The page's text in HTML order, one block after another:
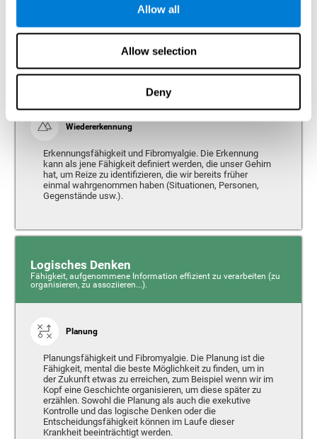
Allow all
Allow selection
Deny
Wahrnehmung
Wiedererkennung
Erkennungsfähigkeit und Fibromyalgie. Die Erkennung
kann als jene Fähigkeit definiert werden, die unser Gehirn
hat, um Reize zu identifizieren, die wir bereits früher
einmal wahrgenommen haben (Situationen, Personen,
Gegenstände usw.).
Logisches Denken
Fähigkeit, aufgenommene Information effizient zu verarbeiten (zu
organisieren, zu assoziieren...).
Planung
Planungsfähigkeit und Fibromyalgie. Die Planung ist die
Fähigkeit, mental die beste Möglichkeit zu finden, um in
der Zukunft etwas zu erreichen, zum Beispiel wenn wir im
Kopf eine Geschichte organisieren, um diese später zu
erzählen. Sowohl die Planung als auch die exekutive
Kontrolle und das logische Denken oder die
Entscheidungsfähigkeit können im Laufe dieser
Krankheit beeinträchtigt werden.